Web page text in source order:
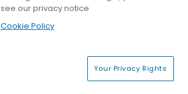
see our privacy notice
Cookie Policy
Your Privacy Rights